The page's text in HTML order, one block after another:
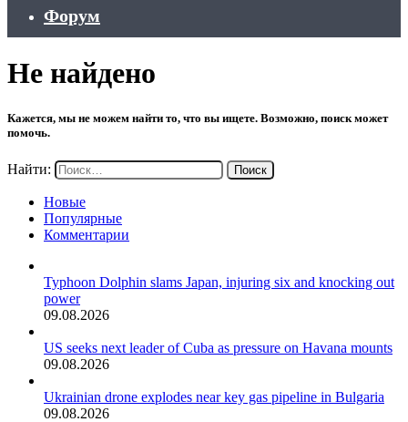
Форум
Не найдено
Кажется, мы не можем найти то, что вы ищете. Возможно, поиск может
помочь.
Найти:
Новые
Популярные
Комментарии
Typhoon Dolphin slams Japan, injuring six and knocking out
power
09.08.2026
US seeks next leader of Cuba as pressure on Havana mounts
09.08.2026
Ukrainian drone explodes near key gas pipeline in Bulgaria
09.08.2026